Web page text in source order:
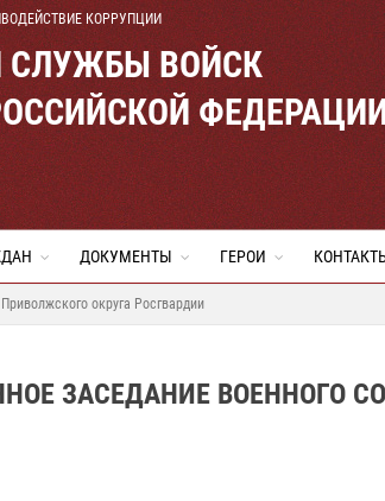
КОРРУПЦИИ
СЛУЖБЫ ВОЙСК
ДОКУМЕНТЫ ГЕРОИ
округа Росгвардии
ЗАСЕДАНИЕ ВОЕННОГО